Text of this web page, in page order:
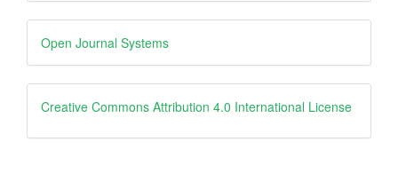
Developed
By
Open Journal Systems
Creative
Creative Commons Attribution 4.0 International License